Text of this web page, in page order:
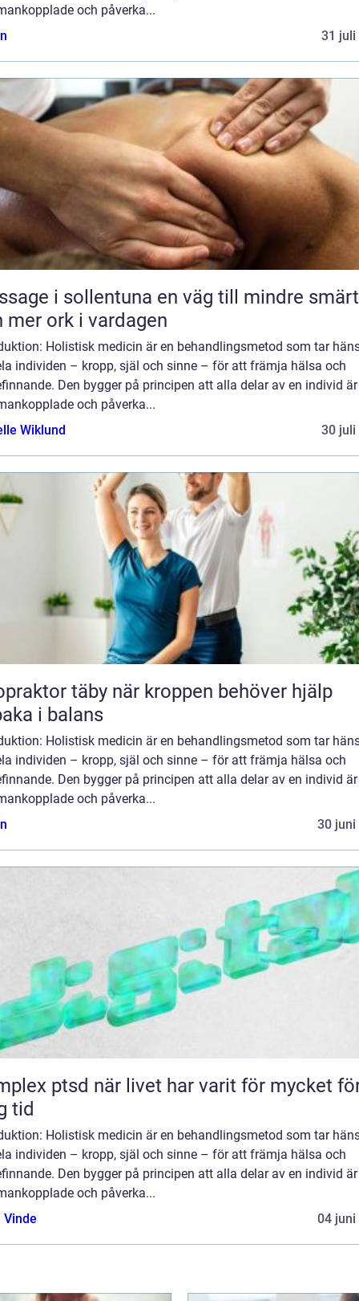
och påverka...
31 juli
i sollentuna en väg till mindre smärta
mer ork i vardagen
Holistisk medicin är en behandlingsmetod som tar
individen – kropp, själ och sinne – för att främja hälsa och
Den bygger på principen att alla delar av en individ är
och påverka...
Wiklund
30 juli
täby när kroppen behöver hjälp
i balans
Holistisk medicin är en behandlingsmetod som tar
individen – kropp, själ och sinne – för att främja hälsa och
Den bygger på principen att alla delar av en individ är
och påverka...
30 juni
när livet har varit för mycket för
tid
Holistisk medicin är en behandlingsmetod som tar
individen – kropp, själ och sinne – för att främja hälsa och
Den bygger på principen att alla delar av en individ är
och påverka...
Vinde
04 juni